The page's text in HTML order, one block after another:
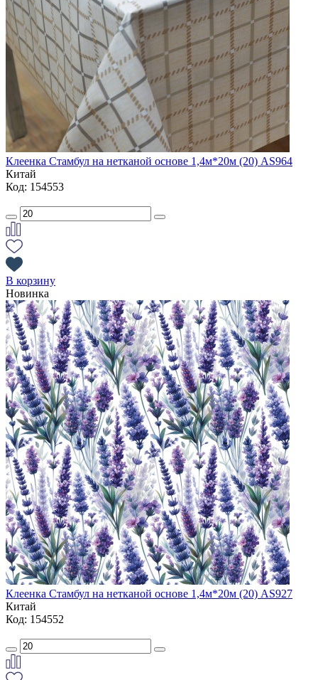
Клеенка Стамбул на нетканой основе 1,4м*20м (20) AS964
Китай
Код: 154553
В корзину
Новинка
Клеенка Стамбул на нетканой основе 1,4м*20м (20) AS927
Китай
Код: 154552